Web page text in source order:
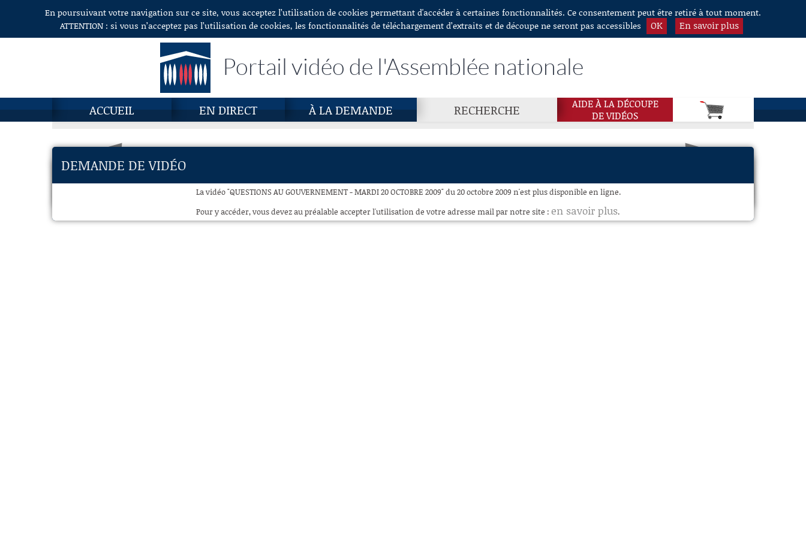
Aller au contenuEn poursuivant votre navigation sur ce site, vous acceptez l’utilisation de cookies permettant d'accéder à certaines fonctionnalités. Ce consentement peut être retiré à tout moment.
ATTENTION : si vous n’acceptez pas l’utilisation de cookies, les fonctionnalités de téléchargement d’extraits et de découpe ne seront pas accessibles
OK En savoir plus
Portail vidéo de l'Assemblée nationale
ACCUEIL EN DIRECT À LA DEMANDE RECHERCHE
AIDE À LA DÉCOUPE
DE VIDÉOS
DEMANDE DE VIDÉO
La vidéo "QUESTIONS AU GOUVERNEMENT - MARDI 20 OCTOBRE 2009" du 20 octobre 2009 n'est plus disponible en ligne.
Pour y accéder, vous devez au préalable accepter l'utilisation de votre adresse mail par notre site : en savoir plus.